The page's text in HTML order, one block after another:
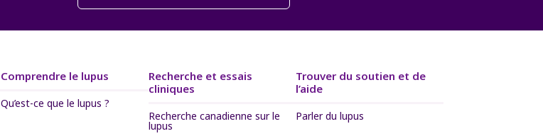
Comprendre le lupus
Qu’est-ce que le lupus ?
Recherche et essais
cliniques
Recherche canadienne sur le
lupus
Trouver du soutien et de
l’aide
Parler du lupus